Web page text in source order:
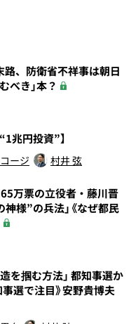
路、防衛省不祥事は朝日
べき」本？
兆円投資”】
ージ 村井 弦
万票の立役者・藤川晋
様”の兵法」《なぜ都民
造を掴む方法」 都知事選か
選で注目》安野貴博夫